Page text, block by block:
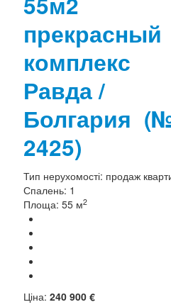
прекрасный
комплекс
Равда /
Болгария
2425)
Тип нерухомості: продаж
Спалень: 1
Площа: 55 м2
Ціна: 240 900 €